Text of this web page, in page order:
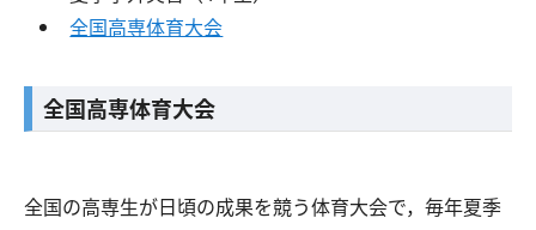
全国高専体育大会
全国高専体育大会
全国の高専生が日頃の成果を競う体育大会で，毎年夏季